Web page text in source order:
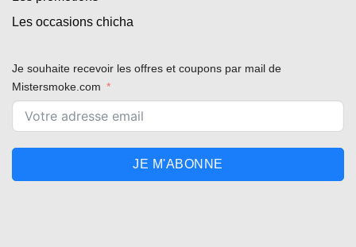
Les occasions chicha
Je souhaite recevoir les offres et coupons par mail de
Mistersmoke.com
JE M'ABONNE